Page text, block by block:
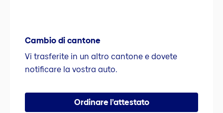
Cambio di cantone
Vi trasferite in un altro cantone e dovete
notificare la vostra auto.
Ordinare l’attestato